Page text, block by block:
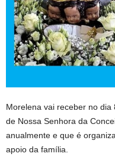
Morelena vai receber no
de Nossa Senhora da
anualmente e que é
apoio da família.